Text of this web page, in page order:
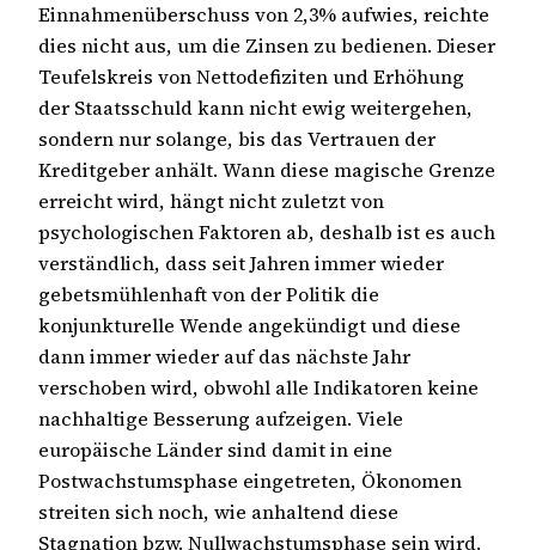
Einnahmenüberschuss von 2,3% aufwies, reichte
dies nicht aus, um die Zinsen zu bedienen. Dieser
Teufelskreis von Nettodefiziten und Erhöhung
der Staatsschuld kann nicht ewig weitergehen,
sondern nur solange, bis das Vertrauen der
Kreditgeber anhält. Wann diese magische Grenze
erreicht wird, hängt nicht zuletzt von
psychologischen Faktoren ab, deshalb ist es auch
verständlich, dass seit Jahren immer wieder
gebetsmühlenhaft von der Politik die
konjunkturelle Wende angekündigt und diese
dann immer wieder auf das nächste Jahr
verschoben wird, obwohl alle Indikatoren keine
nachhaltige Besserung aufzeigen. Viele
europäische Länder sind damit in eine
Postwachstumsphase eingetreten, Ökonomen
streiten sich noch, wie anhaltend diese
Stagnation bzw. Nullwachstumsphase sein wird.